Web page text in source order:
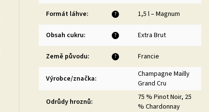
?
Formát láhve: 1,5 l – Magnum
?
Obsah cukru: Extra Brut
?
Země původu: Francie
Výrobce/značka:
Champagne Mailly
Grand Cru
Odrůdy hroznů:
75 % Pinot Noir, 25
% Chardonnay